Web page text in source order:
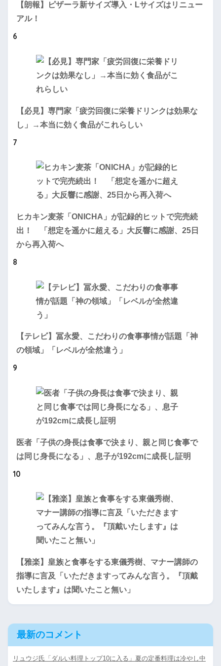
【朗報】ピザーラ新サイズ導入・Lサイズはリニュー
アル！
6
【必見】専門家「疲労回復に栄養ドリンクは効果な
し」→本当に効く食品がこれらしい
7
ヒカキン麦茶「ONICHA」が記録的ヒットで完売続
出！ 「想定を遥かに超える」大反響に感謝、25日
から再入荷へ
8
【テレビ】冨永愛、こだわりの食事事情が話題「神
の領域」「レベルが全然違う」
9
医者「子供の身長は食事で決まり、親と同じ食事で
は同じ身長になる」、息子が192cmに成長し証明
10
【雅楽】皇族と食事をする東儀秀樹、マナー講師の
指導に言及「いただきますってみんな言う。『頂戴
いたします』は聞いたこと無い」
最新のコメント
リュウジ氏「ダルい料理トップ10に入る」夏の定番料理は冷やし中